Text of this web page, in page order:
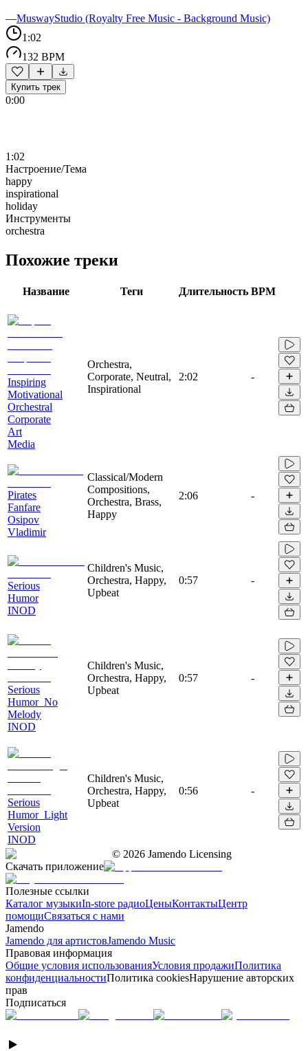
—MuswayStudio (Royalty Free Music - Background Music)
1:02
132 BPM
Купить трек
0:00
1:02
Настроение/Тема
happy
inspirational
holiday
Инструменты
orchestra
Похожие треки
Название Теги Длительность BPM
Inspiring
Motivational
Orchestral
Corporate
Art
Media
Orchestra,
Corporate, Neutral,
Inspirational
2:02 -
Pirates
Fanfare
Osipov
Vladimir
Classical/Modern
Compositions,
Orchestra, Brass,
Happy
2:06 -
Serious
Humor
INOD
Children's Music,
Orchestra, Happy,
Upbeat
0:57 -
Serious
Humor_No
Melody
INOD
Children's Music,
Orchestra, Happy,
Upbeat
0:57 -
Serious
Humor_Light
Version
INOD
Children's Music,
Orchestra, Happy,
Upbeat
0:56 -
© 2026 Jamendo Licensing
Скачать приложение
Полезные ссылки
Каталог музыкиIn-store радиоЦеныКонтактыЦентр
помощиСвязаться с нами
Jamendo
Jamendo для артистовJamendo Music
Правовая информация
Общие условия использованияУсловия продажиПолитика
конфиденциальностиПолитика cookiesНарушение авторских
прав
Подписаться